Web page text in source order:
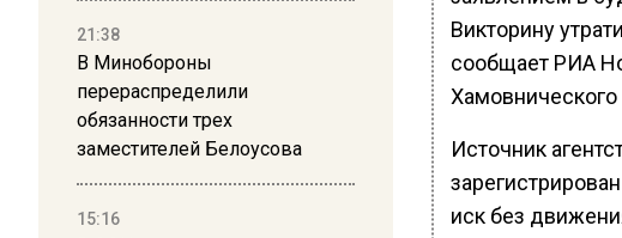
21:38
В Минобороны
перераспределили
обязанности трех
заместителей Белоусова
15:16
Викторину
сообщает РИА
Источник
иск без